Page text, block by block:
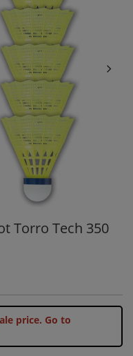
Torro Tech 350
price. Go to